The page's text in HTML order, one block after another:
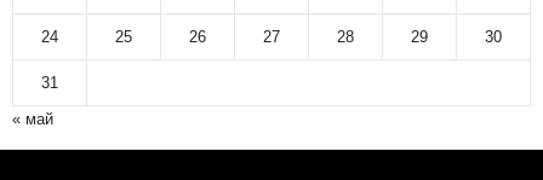
24 25 26 27 28 29 30
31
« май